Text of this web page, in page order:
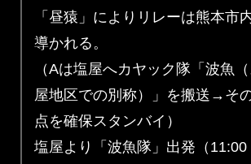
「昼猿」によりリレーは熊本市
導かれる。
（Aは塩屋へカヤック隊「波魚
屋地区での別称）」を搬送→そ
点を確保スタンバイ）
塩屋より「波魚隊」出発（11:00